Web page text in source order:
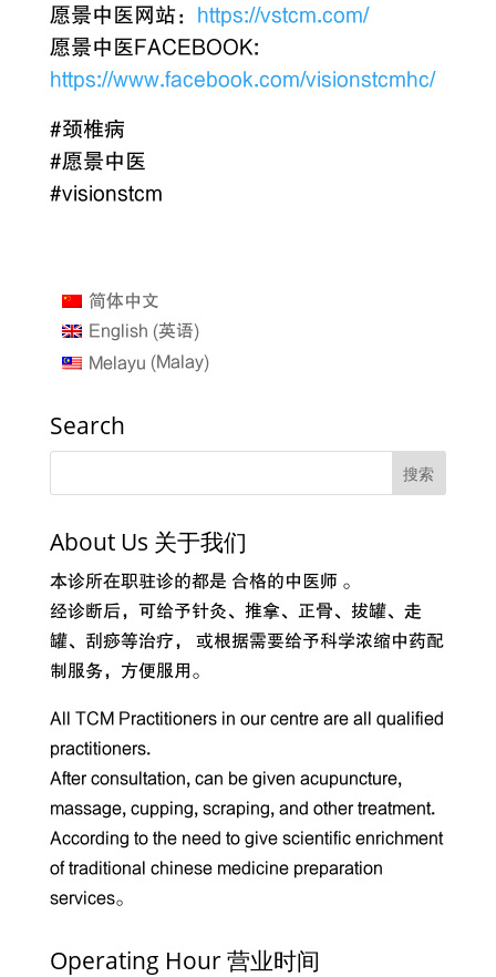
愿景中医网站： https://vstcm.com/
愿景中医FACEBOOK:
https://www.facebook.com/visionstcmhc/
#颈椎病
#愿景中医
#visionstcm
简体中文
English (英语)
Melayu (Malay)
Search
About Us 关于我们
本诊所在职驻诊的都是 合格的中医师 。
经诊断后，可给予针灸、推拿、正骨、拔罐、走
罐、刮痧等治疗， 或根据需要给予科学浓缩中药配
制服务，方便服用。
All TCM Practitioners in our centre are all qualified
practitioners.
After consultation, can be given acupuncture,
massage, cupping, scraping, and other treatment.
According to the need to give scientific enrichment
of traditional chinese medicine preparation
services。
Operating Hour 营业时间